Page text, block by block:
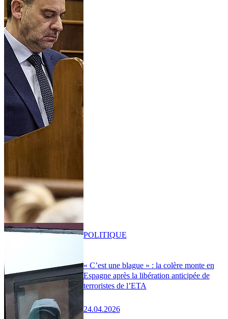
« C’est une blague » : la colère monte en
Espagne après la libération anticipée de
terroristes de l’ETA
24.04.2026
POLITIQUE